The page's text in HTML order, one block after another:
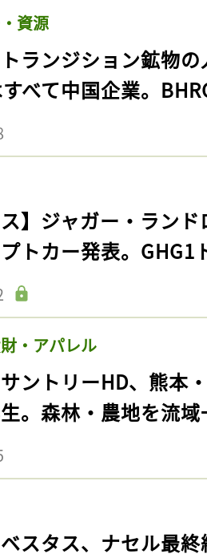
資源
トランジション鉱物
べて中国企業。
ス】ジャガー・ラン
トカー発表。GHG1
・アパレル
サントリーHD、熊本
。森林・農地を流
ベスタス、ナセル最
をお気に入りに